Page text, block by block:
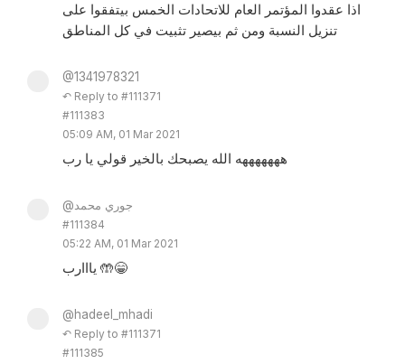
اذا عقدوا المؤتمر العام للاتحادات الخمس بيتفقوا على
تنزيل النسبة ومن ثم بيصير تثبيت في كل المناطق
@1341978321
↶ Reply to #111371
#111383
05:09 AM, 01 Mar 2021
هههههههه الله يصبحك بالخير قولي يا رب
@جوري محمد
#111384
05:22 AM, 01 Mar 2021
يااارب 🤲😁
@hadeel_mhadi
↶ Reply to #111371
#111385